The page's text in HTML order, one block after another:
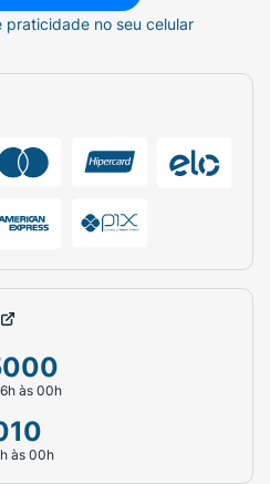
praticidade no seu celular
às 00h
às 00h